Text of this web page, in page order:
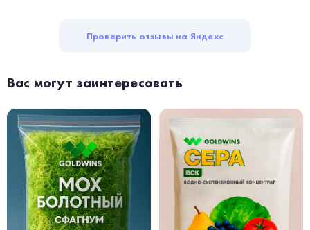
Проверить отзывы на Яндекс
Вас могут заинтересовать